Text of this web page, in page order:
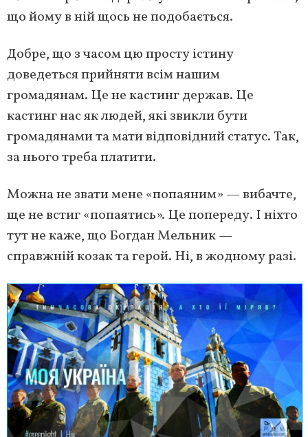
що йому в ній щось не подобається.
Добре, що з часом цю просту істину
доведеться прийняти всім нашим
громадянам. Це не кастинг держав. Це
кастинг нас як людей, які звикли бути
громадянами та мати відповідний статус. Так,
за нього треба платити.
Можна не звати мене «попаяним» — вибачте,
ще не встиг «попаятись». Це попереду. І ніхто
тут не каже, що Богдан Мельник —
справжній козак та герой. Ні, в жодному разі.